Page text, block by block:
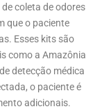
coleta de odores
que o paciente
Esses kits são
como a Amazônia
detecção médica
o paciente é
adicionais.